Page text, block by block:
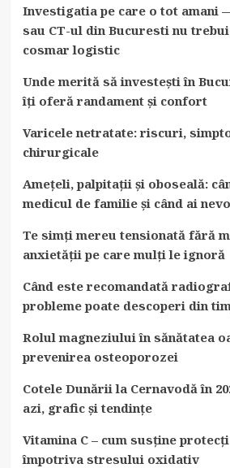
Investigatia pe care o tot amani
sau CT-ul din Bucuresti nu
cosmar logistic
Unde merită să investești în
îți oferă randament și confort
Varicele netratate: riscuri,
chirurgicale
Amețeli, palpitații și oboseală:
medicul de familie și când ai
Te simți mereu tensionată fără
anxietății pe care mulți le ignoră
Când este recomandată
probleme poate descoperi din
Rolul magneziului în sănătatea
prevenirea osteoporozei
Cotele Dunării la Cernavodă în
azi, grafic și tendințe
Vitamina C – cum susține
împotriva stresului oxidativ